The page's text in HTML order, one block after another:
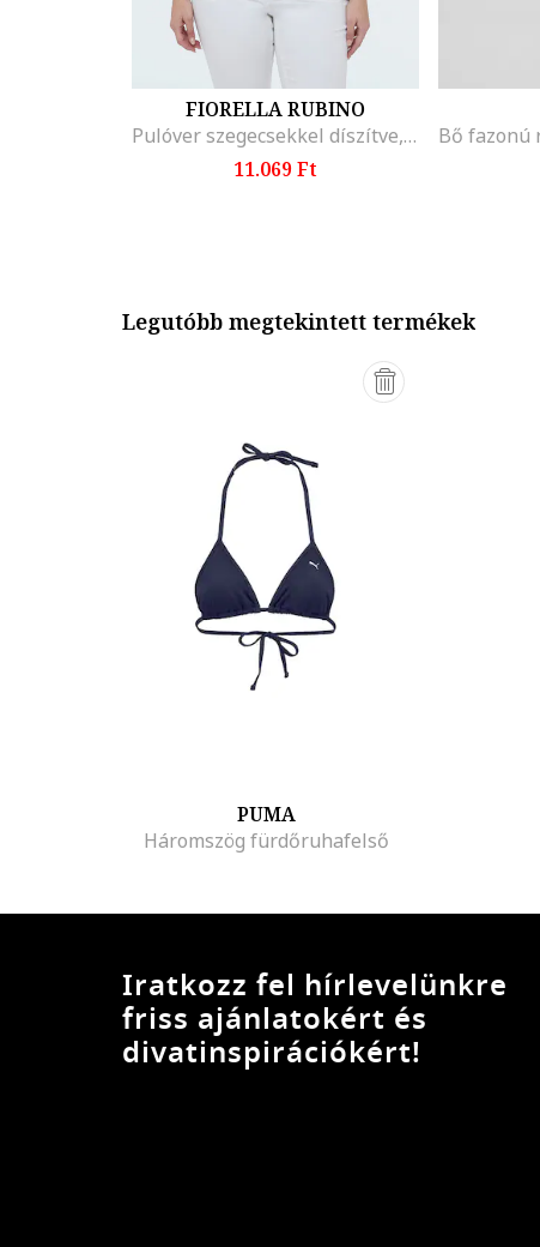
FIORELLA RUBINO
Pulóver szegecsekkel díszítve, Fekete
11.069 Ft
Legutóbb megtekintett termékek
PUMA
Háromszög fürdőruhafelső
Iratkozz fel hírlevelünkre
friss ajánlatokért és
divatinspirációkért!